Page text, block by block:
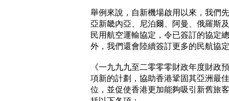
舉例來說，自新機場啟用以來，我們
亞新畿內亞、尼泊爾、阿曼、俄羅斯
民用航空運輸協定，令已簽訂的協定
外，我們還會陸續簽訂更多的民航協
《一九九九至二零零零財政年度財政
項新的計劃，協助香港鞏固其亞洲最
位，並促使香港更加能夠吸引新舊旅